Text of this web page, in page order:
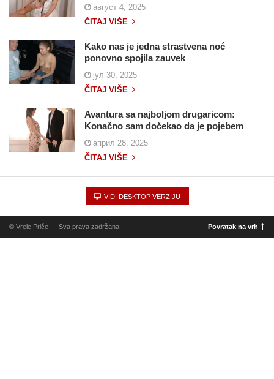
август 4, 2025
ČITAJ VIŠE
Kako nas je jedna strastvena noć
ponovno spojila zauvek
јул 30, 2025
ČITAJ VIŠE
Avantura sa najboljom drugaricom:
Konačno sam dočekao da je pojebem
април 28, 2025
ČITAJ VIŠE
VIDI DESKTOP VERZIJU
© Vrele Priče — Sva prava zadržana Povratak na vrh